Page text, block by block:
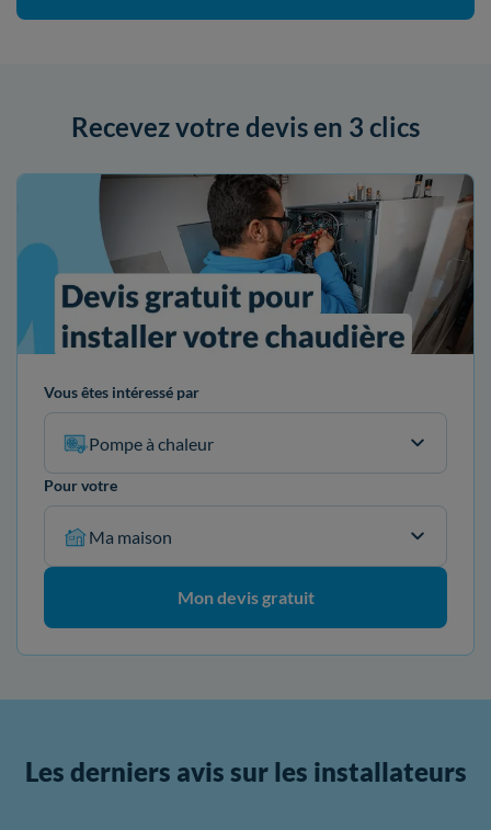
Recevez votre devis en 3 clics
Vous êtes intéressé par
Pompe à chaleur
Pour votre
Ma maison
Mon devis gratuit
Les derniers avis sur les installateurs